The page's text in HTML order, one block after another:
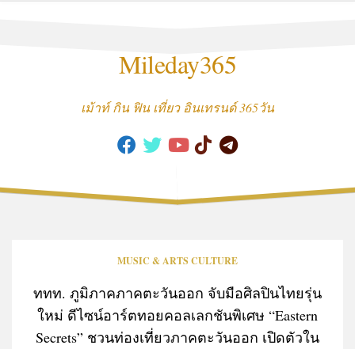
Mileday365
เม้าท์ กิน ฟิน เที่ยว อินเทรนด์ 365วัน
MUSIC & ARTS CULTURE
ททท. ภูมิภาคภาคตะวันออก จับมือศิลปินไทยรุ่น
ใหม่ ดีไซน์อาร์ตทอยคอลเลกชันพิเศษ “Eastern
Secrets” ชวนท่องเที่ยวภาคตะวันออก เปิดตัวใน